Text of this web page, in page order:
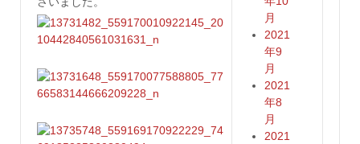
月
2021
年9
月
2021
年8
月
2021